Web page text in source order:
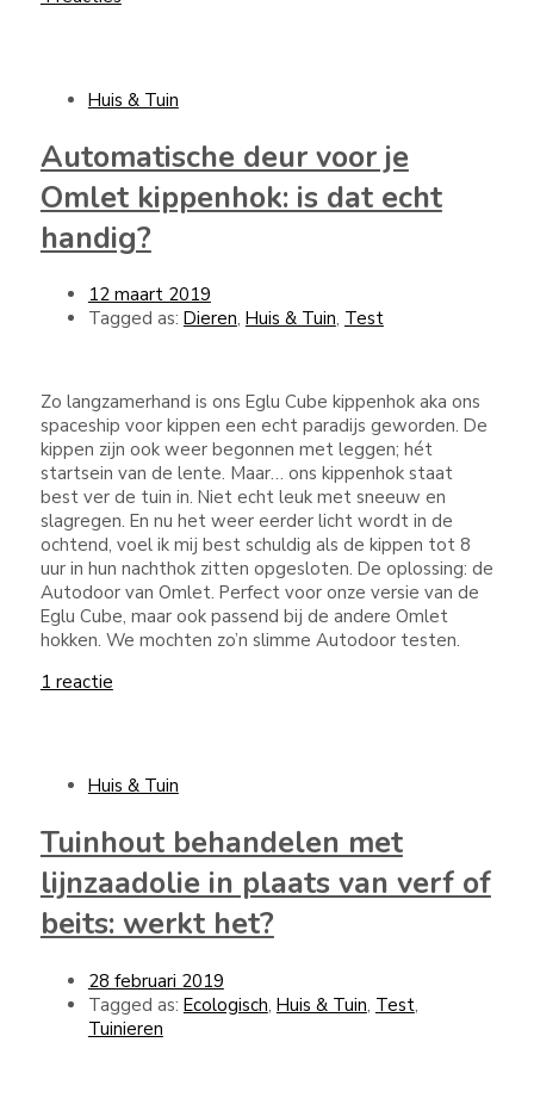
Huis & Tuin
Automatische deur voor je
Omlet kippenhok: is dat echt
handig?
12 maart 2019
Tagged as: Dieren, Huis & Tuin, Test
Zo langzamerhand is ons Eglu Cube kippenhok aka ons
spaceship voor kippen een echt paradijs geworden. De
kippen zijn ook weer begonnen met leggen; hét
startsein van de lente. Maar… ons kippenhok staat
best ver de tuin in. Niet echt leuk met sneeuw en
slagregen. En nu het weer eerder licht wordt in de
ochtend, voel ik mij best schuldig als de kippen tot 8
uur in hun nachthok zitten opgesloten. De oplossing: de
Autodoor van Omlet. Perfect voor onze versie van de
Eglu Cube, maar ook passend bij de andere Omlet
hokken. We mochten zo’n slimme Autodoor testen.
1 reactie
Huis & Tuin
Tuinhout behandelen met
lijnzaadolie in plaats van verf of
beits: werkt het?
28 februari 2019
Tagged as: Ecologisch, Huis & Tuin, Test,
Tuinieren